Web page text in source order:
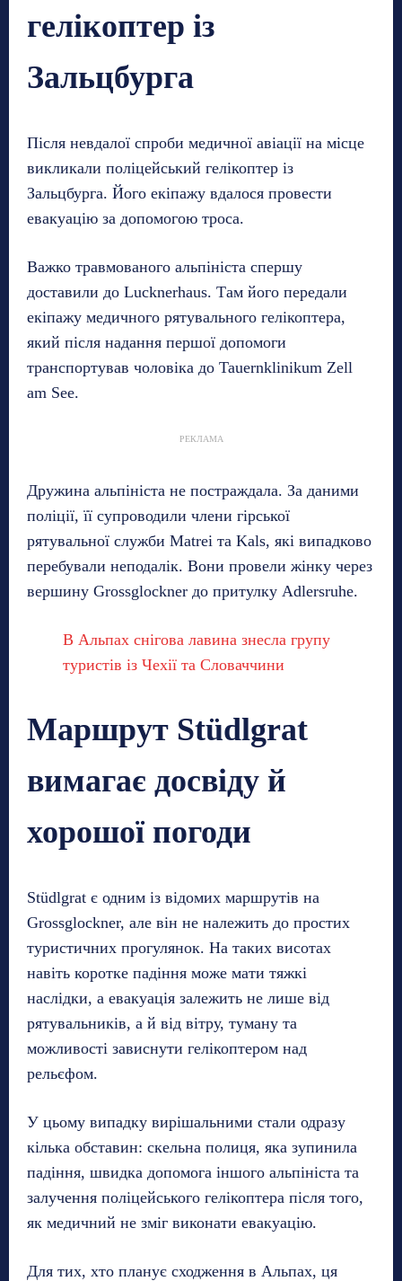
гелікоптер із
Зальцбурга
Після невдалої спроби медичної авіації на місце
викликали поліцейський гелікоптер із
Зальцбурга. Його екіпажу вдалося провести
евакуацію за допомогою троса.
Важко травмованого альпініста спершу
доставили до Lucknerhaus. Там його передали
екіпажу медичного рятувального гелікоптера,
який після надання першої допомоги
транспортував чоловіка до Tauernklinikum Zell
am See.
РЕКЛАМА
Дружина альпініста не постраждала. За даними
поліції, її супроводили члени гірської
рятувальної служби Matrei та Kals, які випадково
перебували неподалік. Вони провели жінку через
вершину Grossglockner до притулку Adlersruhe.
В Альпах снігова лавина знесла групу
туристів із Чехії та Словаччини
Маршрут Stüdlgrat
вимагає досвіду й
хорошої погоди
Stüdlgrat є одним із відомих маршрутів на
Grossglockner, але він не належить до простих
туристичних прогулянок. На таких висотах
навіть коротке падіння може мати тяжкі
наслідки, а евакуація залежить не лише від
рятувальників, а й від вітру, туману та
можливості зависнути гелікоптером над
рельєфом.
У цьому випадку вирішальними стали одразу
кілька обставин: скельна полиця, яка зупинила
падіння, швидка допомога іншого альпініста та
залучення поліцейського гелікоптера після того,
як медичний не зміг виконати евакуацію.
Для тих, хто планує сходження в Альпах, ця